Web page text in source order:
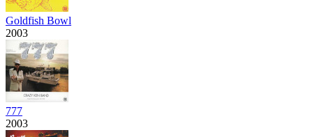
Goldfish Bowl
2003
777
2003